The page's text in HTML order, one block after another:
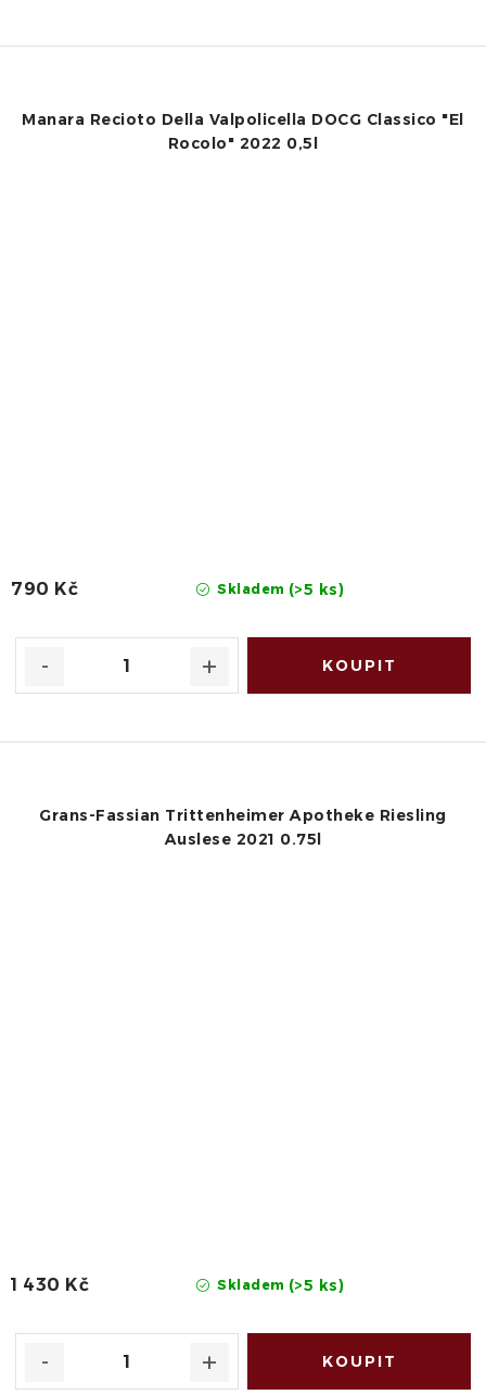
Manara Recioto Della Valpolicella DOCG Classico "El
Rocolo" 2022 0,5l
Skladem (>5 ks)
790 Kč
Grans-Fassian Trittenheimer Apotheke Riesling
Auslese 2021 0.75l
Skladem (>5 ks)
1 430 Kč